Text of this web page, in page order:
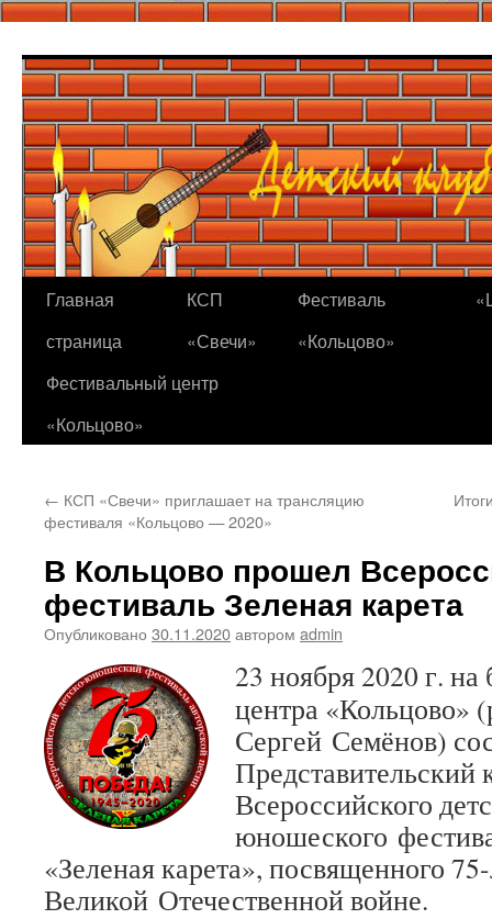
содержимому
Главная
страница
КСП
«Свечи»
Фестиваль
«Кольцово»
Фестивальный центр
«Кольцово»
← КСП «Свечи» приглашает на трансляцию
фестиваля «Кольцово — 2020»
В Кольцово прошел
фестиваль Зеленая карета
Опубликовано 30.11.2020автором admin
23 ноября 2020 г.
центра «Кольцово»
Сергей Семёнов)
Представительский
Всероссийского
юношеского
«Зеленая карета», посвященного
Великой Отечественной войне.